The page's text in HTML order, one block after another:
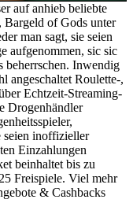
auf anhieb beliebte
Bargeld of Gods unter
man sagt, sie seien
aufgenommen, sic sic
beherrschen. Inwendig
angeschaltet Roulette-,
Echtzeit-Streaming-
Drogenhändler
seien inoffizieller
Einzahlungen
beinhaltet bis zu
Freispiele. Viel mehr
& Cashbacks